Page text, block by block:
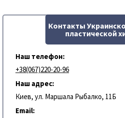
Контакты
пластической
Наш телефон:
+38(067)220-20-96
Наш адрес:
Киев, ул. Маршала Рыбалко, 11Б
Email: